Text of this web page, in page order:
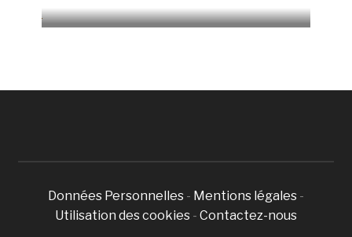
Données Personnelles - Mentions légales -
Utilisation des cookies - Contactez-nous